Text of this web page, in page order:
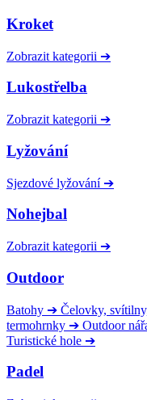
Kroket
Zobrazit kategorii ➔
Lukostřelba
Zobrazit kategorii ➔
Lyžování
Sjezdové lyžování ➔
Nohejbal
Zobrazit kategorii ➔
Outdoor
Batohy ➔ Čelovky,
termohrnky ➔ Outdoor
Turistické hole ➔
Padel